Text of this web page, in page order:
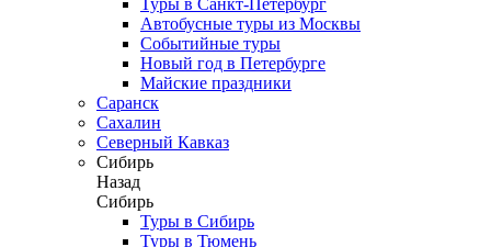
Туры в Санкт-Петербург
Автобусные туры из Москвы
Событийные туры
Новый год в Петербурге
Майские праздники
Саранск
Сахалин
Северный Кавказ
Сибирь
Назад
Сибирь
Туры в Сибирь
Туры в Тюмень